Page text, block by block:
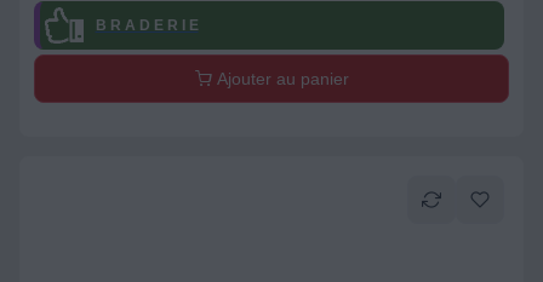
B R A D E R I E
Ajouter au panier